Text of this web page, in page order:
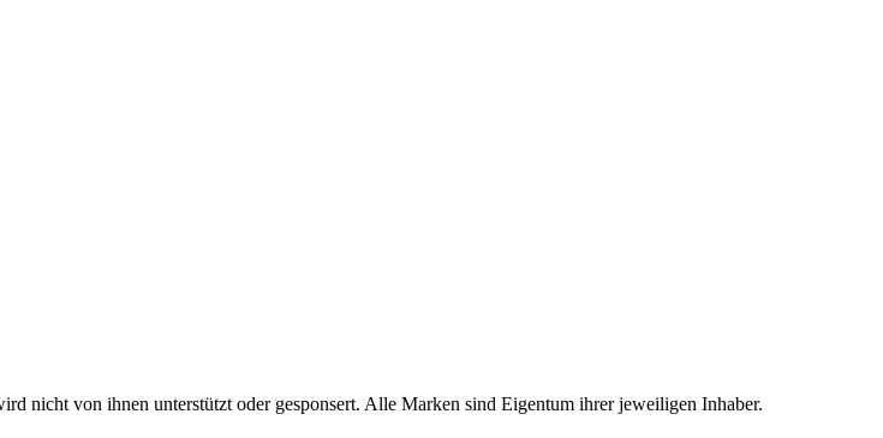
nicht von ihnen unterstützt oder gesponsert. Alle Marken sind Eigentum ihrer jeweiligen Inhaber.